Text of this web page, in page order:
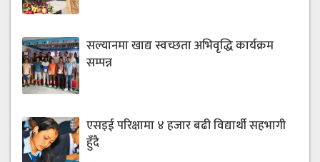
सल्यानमा खाद्य स्वच्छता अभिवृद्धि कार्यक्रम
सम्पन्न
एसइई परिक्षामा ४ हजार बढी विद्यार्थी सहभागी
हुँदै